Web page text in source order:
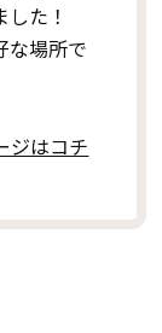
た！
な場所で
ジはコチ